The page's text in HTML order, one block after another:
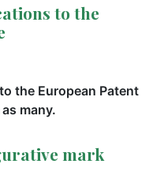
to the
the European Patent
many.
mark